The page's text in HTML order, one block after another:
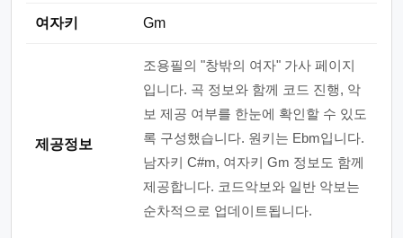
여자키 Gm
제공정보
조용필의 "창밖의 여자" 가사 페이지
입니다. 곡 정보와 함께 코드 진행, 악
보 제공 여부를 한눈에 확인할 수 있도
록 구성했습니다. 원키는 Ebm입니다.
남자키 C#m, 여자키 Gm 정보도 함께
제공합니다. 코드악보와 일반 악보는
순차적으로 업데이트됩니다.